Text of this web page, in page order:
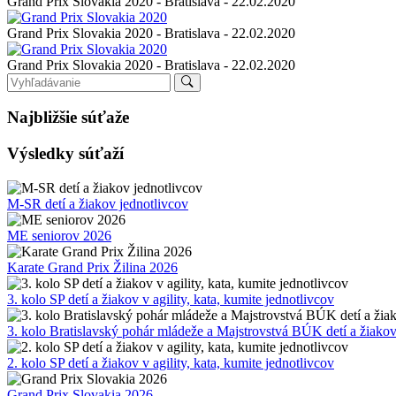
Grand Prix Slovakia 2020 - Bratislava - 22.02.2020
Grand Prix Slovakia 2020 - Bratislava - 22.02.2020
Najbližšie súťaže
Výsledky súťaží
M-SR detí a žiakov jednotlivcov
ME seniorov 2026
Karate Grand Prix Žilina 2026
3. kolo SP detí a žiakov v agility, kata, kumite jednotlivcov
3. kolo Bratislavský pohár mládeže a Majstrovstvá BÚK detí a žiakov
2. kolo SP detí a žiakov v agility, kata, kumite jednotlivcov